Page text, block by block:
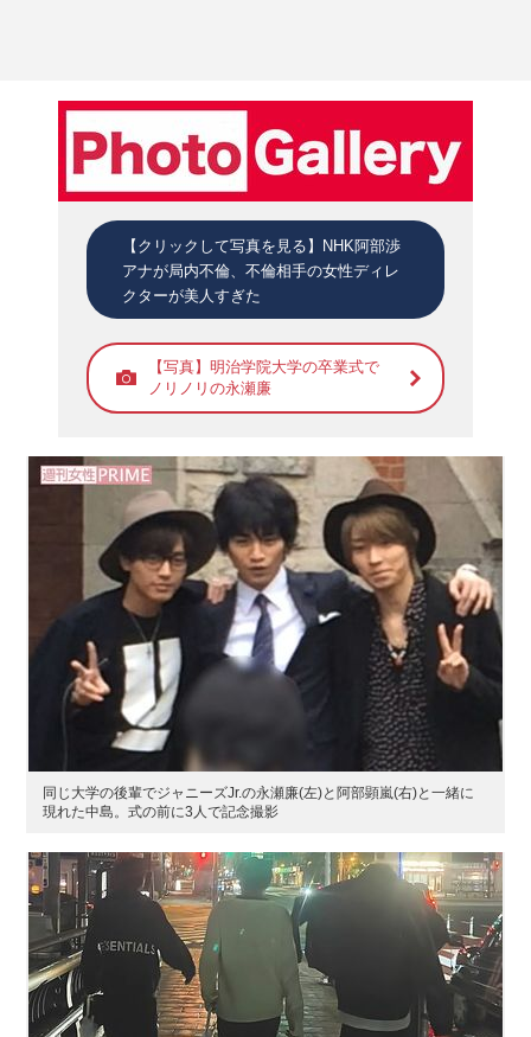
【クリックして写真を見る】NHK阿部渉
アナが局内不倫、不倫相手の女性ディレ
クターが美人すぎた
【写真】明治学院大学の卒業式で
ノリノリの永瀬廉
同じ大学の後輩でジャニーズJr.の永瀬廉(左)と阿部顕嵐(右)と一緒に
現れた中島。式の前に3人で記念撮影